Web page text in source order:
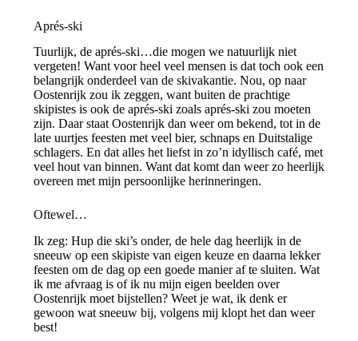
Aprés-ski
Tuurlijk, de aprés-ski…die mogen we natuurlijk niet
vergeten! Want voor heel veel mensen is dat toch ook een
belangrijk onderdeel van de skivakantie. Nou, op naar
Oostenrijk zou ik zeggen, want buiten de prachtige
skipistes is ook de aprés-ski zoals aprés-ski zou moeten
zijn. Daar staat Oostenrijk dan weer om bekend, tot in de
late uurtjes feesten met veel bier, schnaps en Duitstalige
schlagers. En dat alles het liefst in zo’n idyllisch café, met
veel hout van binnen. Want dat komt dan weer zo heerlijk
overeen met mijn persoonlijke herinneringen.
Oftewel…
Ik zeg: Hup die ski’s onder, de hele dag heerlijk in de
sneeuw op een skipiste van eigen keuze en daarna lekker
feesten om de dag op een goede manier af te sluiten. Wat
ik me afvraag is of ik nu mijn eigen beelden over
Oostenrijk moet bijstellen? Weet je wat, ik denk er
gewoon wat sneeuw bij, volgens mij klopt het dan weer
best!